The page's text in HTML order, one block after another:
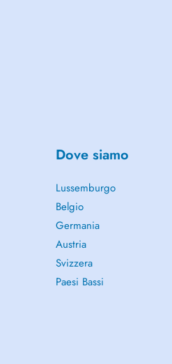
Dove siamo
Lussemburgo
Belgio
Germania
Austria
Svizzera
Paesi Bassi